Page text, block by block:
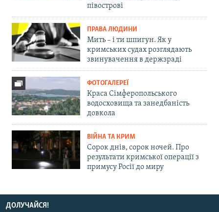
півострові
ПРАВА ЛЮДИНИ
Мить – і ти шпигун. Як у
кримських судах розглядають
звинувачення в держзраді
ФОТОГАЛЕРЕЇ
Краса Сімферопольського
водосховища та занедбаність
довкола
ВІЙНА ТА КРИМ
Сорок днів, сорок ночей. Про
результати кримської операції з
примусу Росії до миру
ДОЛУЧАЙСЯ!